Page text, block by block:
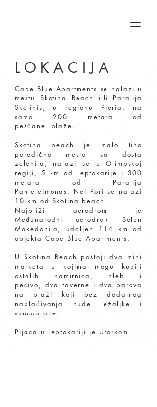
LOKACIJA
Cape Blue Apartments se nalazi u
mestu Skotina Beach illi Paralija
Skotinis, u regionu Pieria, na
samo 200 metara od
peščane plaže.
Skotina beach je malo tiho
porodično mesto sa dosta
zelenila, nalazi se u Olimpskoj
regiji, 5 km od Leptokarije i 300
metara od Paralija
Pantelejmonas. Nei Pori se nalazi
10 km od Skotina beach.
Najbliži aerodrom je
Međunarodni aerodrom Solun
Makedonija, udaljen 114 km od
objekta Cape Blue Apartments.
U Skotina Beach postoji dva mini
marketa u kojima mogu kupiti
ostalih namirnica, hleb i
pecivo, dva taverne i dva barova
na plaži koji bez dodatnog
naplaćivanja nude ležaljke i
suncobrane.
Pijaca u Leptokariji je Utorkom.